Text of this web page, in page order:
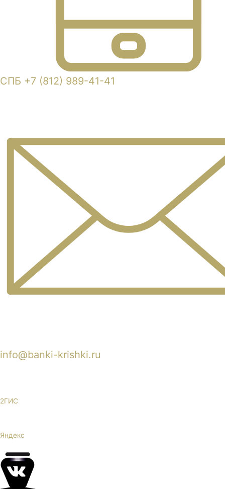
СПБ +7 (812) 989-41-41
info@banki-krishki.ru
2ГИС
Яндекс